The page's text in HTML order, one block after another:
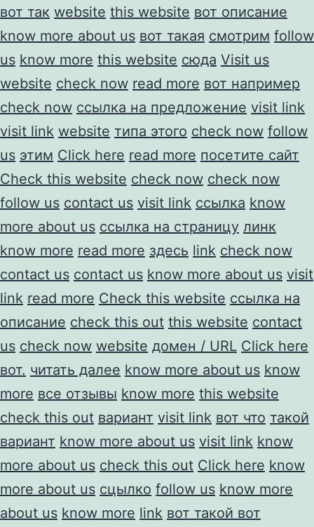
вот так website this website вот описание
know more about us вот такая смотрим follow
us know more this website сюда Visit us
website check now read more вот например
check now ссылка на предложение visit link
visit link website типа этого check now follow
us этим Click here read more посетите сайт
Check this website check now check now
follow us contact us visit link ссылка know
more about us ссылка на страницу линк
know more read more здесь link check now
contact us contact us know more about us visit
link read more Check this website ссылка на
описание check this out this website contact
us check now website домен / URL Click here
вот. читать далее know more about us know
more все отзывы know more this website
check this out вариант visit link вот что такой
вариант know more about us visit link know
more about us check this out Click here know
more about us сцылко follow us know more
about us know more link вот такой вот